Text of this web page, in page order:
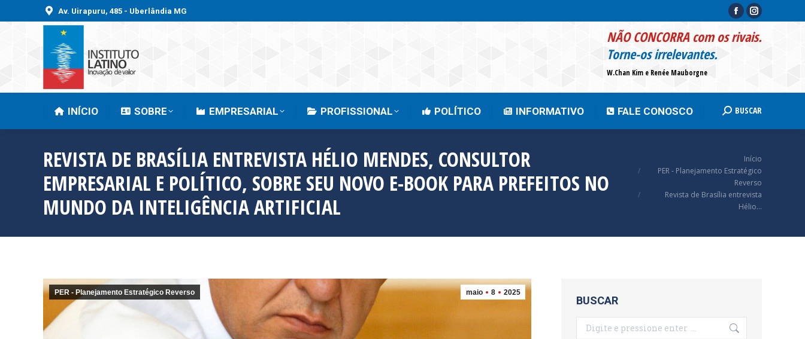
Av. Uirapuru, 485 - Uberlândia MG
Facebook
page
window
Instagram
page
window
NÃO CONCORRA com os rivais.
Torne-os irrelevantes.
W.Chan Kim e Renée Mauborgne
INÍCIO SOBRE EMPRESARIAL PROFISSIONAL POLÍTICO INFORMATIVO FALE CONOSCO Search:
BUSCAR
REVISTA DE BRASÍLIA ENTREVISTA HÉLIO MENDES, CONSULTOR
EMPRESARIAL E POLÍTICO, SOBRE SEU NOVO E-BOOK PARA PREFEITOS NO
MUNDO DA INTELIGÊNCIA ARTIFICIAL
Início
PER - Planejamento Estratégico
Reverso
Revista de Brasília entrevista
Hélio…
maio 8 2025
PER - Planejamento Estratégico Reverso
BUSCAR
Search:
FALE CONOSCO Search:
BUSCAR